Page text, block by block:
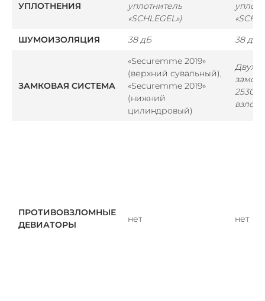
УПЛОТНЕНИЯ
уплотнитель
«SCHLEGEL»)
ШУМОИЗОЛЯЦИЯ
38 дБ 38 дБ
ЗАМКОВАЯ СИСТЕМА
«Securemme 2019»
(верхний сувальный),
«Securemme 2019»
(нижний
цилиндровый)
замок
2530"
ПРОТИВОВЗЛОМНЫЕ
ДЕВИАТОРЫ
нет нет